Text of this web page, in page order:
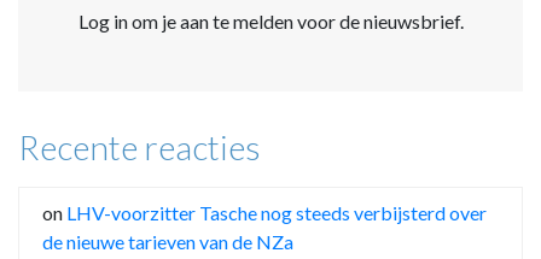
Log in om je aan te melden voor de nieuwsbrief.
Recente reacties
on LHV-voorzitter Tasche nog steeds verbijsterd over
de nieuwe tarieven van de NZa